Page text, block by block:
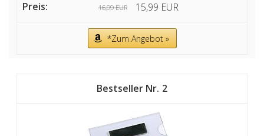
16,99 EUR 15,99 EUR
*Zum Angebot »
2